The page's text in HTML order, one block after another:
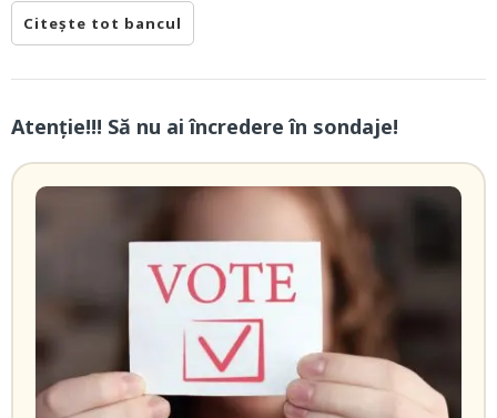
Citește tot bancul
Atenție!!! Să nu ai încredere în sondaje!